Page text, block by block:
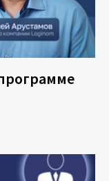
для
в компании
источник,
в